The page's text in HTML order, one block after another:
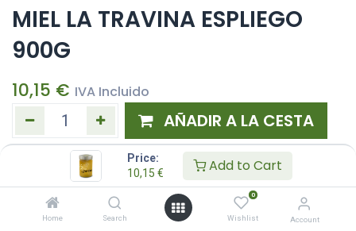
Price:
10,15 € Add to Cart
Home Search
0
Wishlist Account
MIEL LA TRAVINA ESPLIEGO
900G
10,15 € IVA Incluido
AÑADIR A LA CESTA
Añadir a lista de deseos